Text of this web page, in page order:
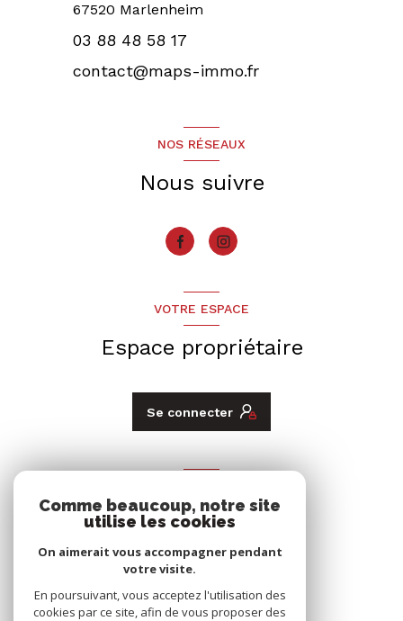
67520 Marlenheim
03 88 48 58 17
contact@maps-immo.fr
NOS RÉSEAUX
Nous suivre
VOTRE ESPACE
Espace propriétaire
Se connecter
Nous adhérons
Comme beaucoup, notre site
utilise les cookies
On aimerait vous accompagner pendant
votre visite.
En poursuivant, vous acceptez l'utilisation des
cookies par ce site, afin de vous proposer des